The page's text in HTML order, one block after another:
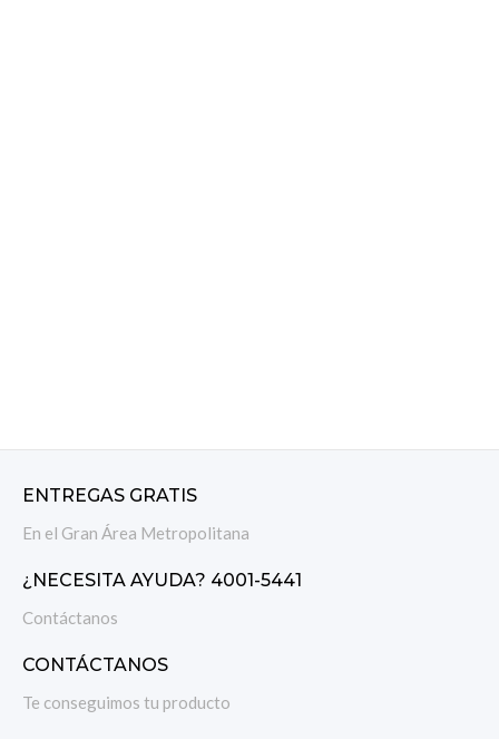
ENTREGAS GRATIS
En el Gran Área Metropolitana
¿NECESITA AYUDA? 4001-5441
Contáctanos
CONTÁCTANOS
Te conseguimos tu producto